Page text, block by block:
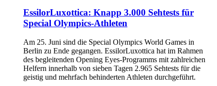
EssilorLuxottica: Knapp 3.000 Sehtests für
Special Olympics-Athleten
Am 25. Juni sind die Special Olympics World Games in
Berlin zu Ende gegangen. EssilorLuxottica hat im Rahmen
des begleitenden Opening Eyes-Programms mit zahlreichen
Helfern innerhalb von sieben Tagen 2.965 Sehtests für die
geistig und mehrfach behinderten Athleten durchgeführt.